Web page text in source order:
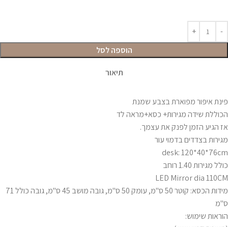
הוספה לסל
תיאור
פינת איפור מפוארת בצבע שמנת
הכוללת שידה מגירות+ כסא+מראה לד
אז הגיע הזמן לפנק את עצמך.
מגירות בצדדים בדמוי עור
desk: 120*40*76cm
כולל מגירות 1.40 רוחב
LED Mirror dia 110CM
מידות הכסא: קוטר 50 ס"מ, עומק 50 ס"מ, גובה מושב 45 ס"מ, גובה כולל 71
ס"מ
הוראות שימוש: